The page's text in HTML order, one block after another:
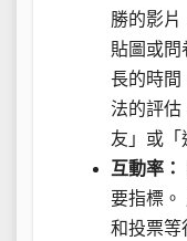
勝的影片
貼圖或問
長的時間
法的評估
友」或「
互動率：
要指標。
和投票等